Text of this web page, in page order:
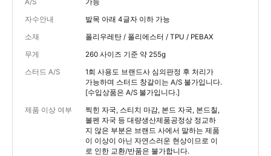
자수안내 발목 아래 4글자 이하 가능
소재 폴리우레탄 / 폴리에스터 / TPU / PEBAX
무게 260 사이즈 기준 약 255g
스터드 A/S
1회 사용도 브랜드사 심의판정 후 처리가
가능하며 스터드 창갈이는 A/S 불가입니다.
[수입상품은 A/S 불가입니다.]
제품 이상 여부
찍힌 자국, 스티치 마감, 본드 자국, 본드칠,
볼펜 자국 등 대량생산제품공정상 정교하
지 않은 부분은 브랜드 사에서 말하는 제품
이 이상이 아닌 자연스러운 현상이므로 이
로 인한 교환/반품은 불가합니다.